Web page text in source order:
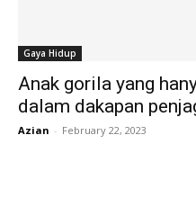
Gaya Hidup
Anak gorila yang
dalam dakapan
Azian - February 22, 2023